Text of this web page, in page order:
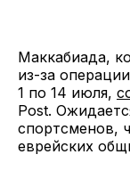
Маккабиада,
из-за
1 по 14 июля,
Post.
спортсменов,
еврейских